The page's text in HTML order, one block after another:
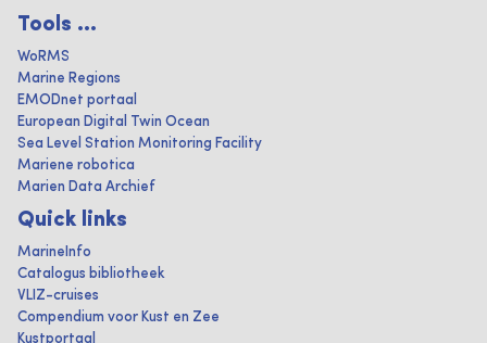
Tools ...
WoRMS
Marine Regions
EMODnet portaal
European Digital Twin Ocean
Sea Level Station Monitoring Facility
Mariene robotica
Marien Data Archief
Quick links
MarineInfo
Catalogus bibliotheek
VLIZ-cruises
Compendium voor Kust en Zee
Kustportaal